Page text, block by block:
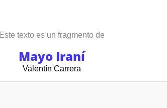
Este texto es un fragmento de
Mayo Iraní
Valentín Carrera